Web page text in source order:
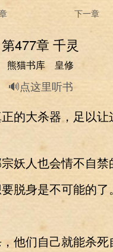
下一章
第477章 千灵
熊猫书库 皇修
🔊点这里听书
大杀器，足以让
人也会情不自禁
身是不可能的了。
们自己就能杀死